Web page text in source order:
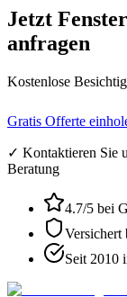
Jetzt
anfragen
Kostenlose
Gratis Offerte
✓ Kontaktieren Sie
Beratung
4.7/5 bei
Seit 2010